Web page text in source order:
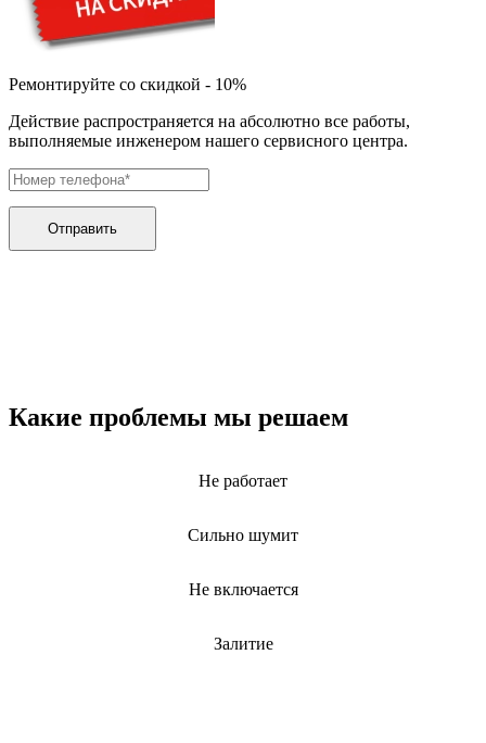
Ремонтируйте со скидкой - 10%
Действие распространяется на абсолютно все работы,
выполняемые инженером нашего сервисного центра.
Отправить
Какие проблемы мы решаем
Не работает
Сильно шумит
Не включается
Залитие